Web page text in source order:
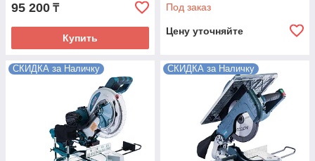
95 200 ₸
Купить
Под заказ
Цену уточняйте
СКИДКА за Наличку СКИДКА за Наличку